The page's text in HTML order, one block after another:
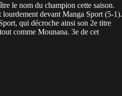
le nom du champion cette saison.
devant Manga Sport (5-1).
qui décroche ainsi son 2e titre
comme Mounana. 3e de cet